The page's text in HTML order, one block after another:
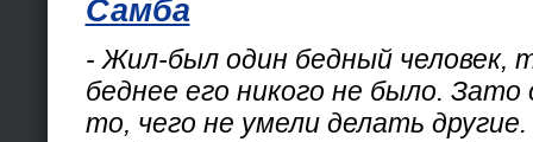
Самба
- Жил-был один бедный человек,
беднее его никого не было.
то, чего не умели делать